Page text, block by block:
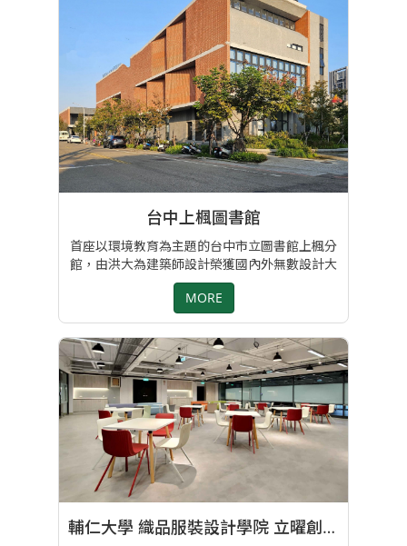
https://www.facebook.com/hsuyuank/videos/1530380757332535
台中上楓圖書館
首座以環境教育為主題的台中市立圖書館上楓分
館，由洪大為建築師設計榮獲國內外無數設計大
獎肯定，讓台中市圖書館之美閃耀世界舞台。 其
為全齡化的綠建築圖書館，並設計結合生態景觀
使圖書館不再單純只是承載知識的容器，而是透
過空間來閱讀我們身處的環境，回到由身體感
知、學習知識的初衷。
MORE
輔仁大學 織品服裝設計學院 立曜創造力場域